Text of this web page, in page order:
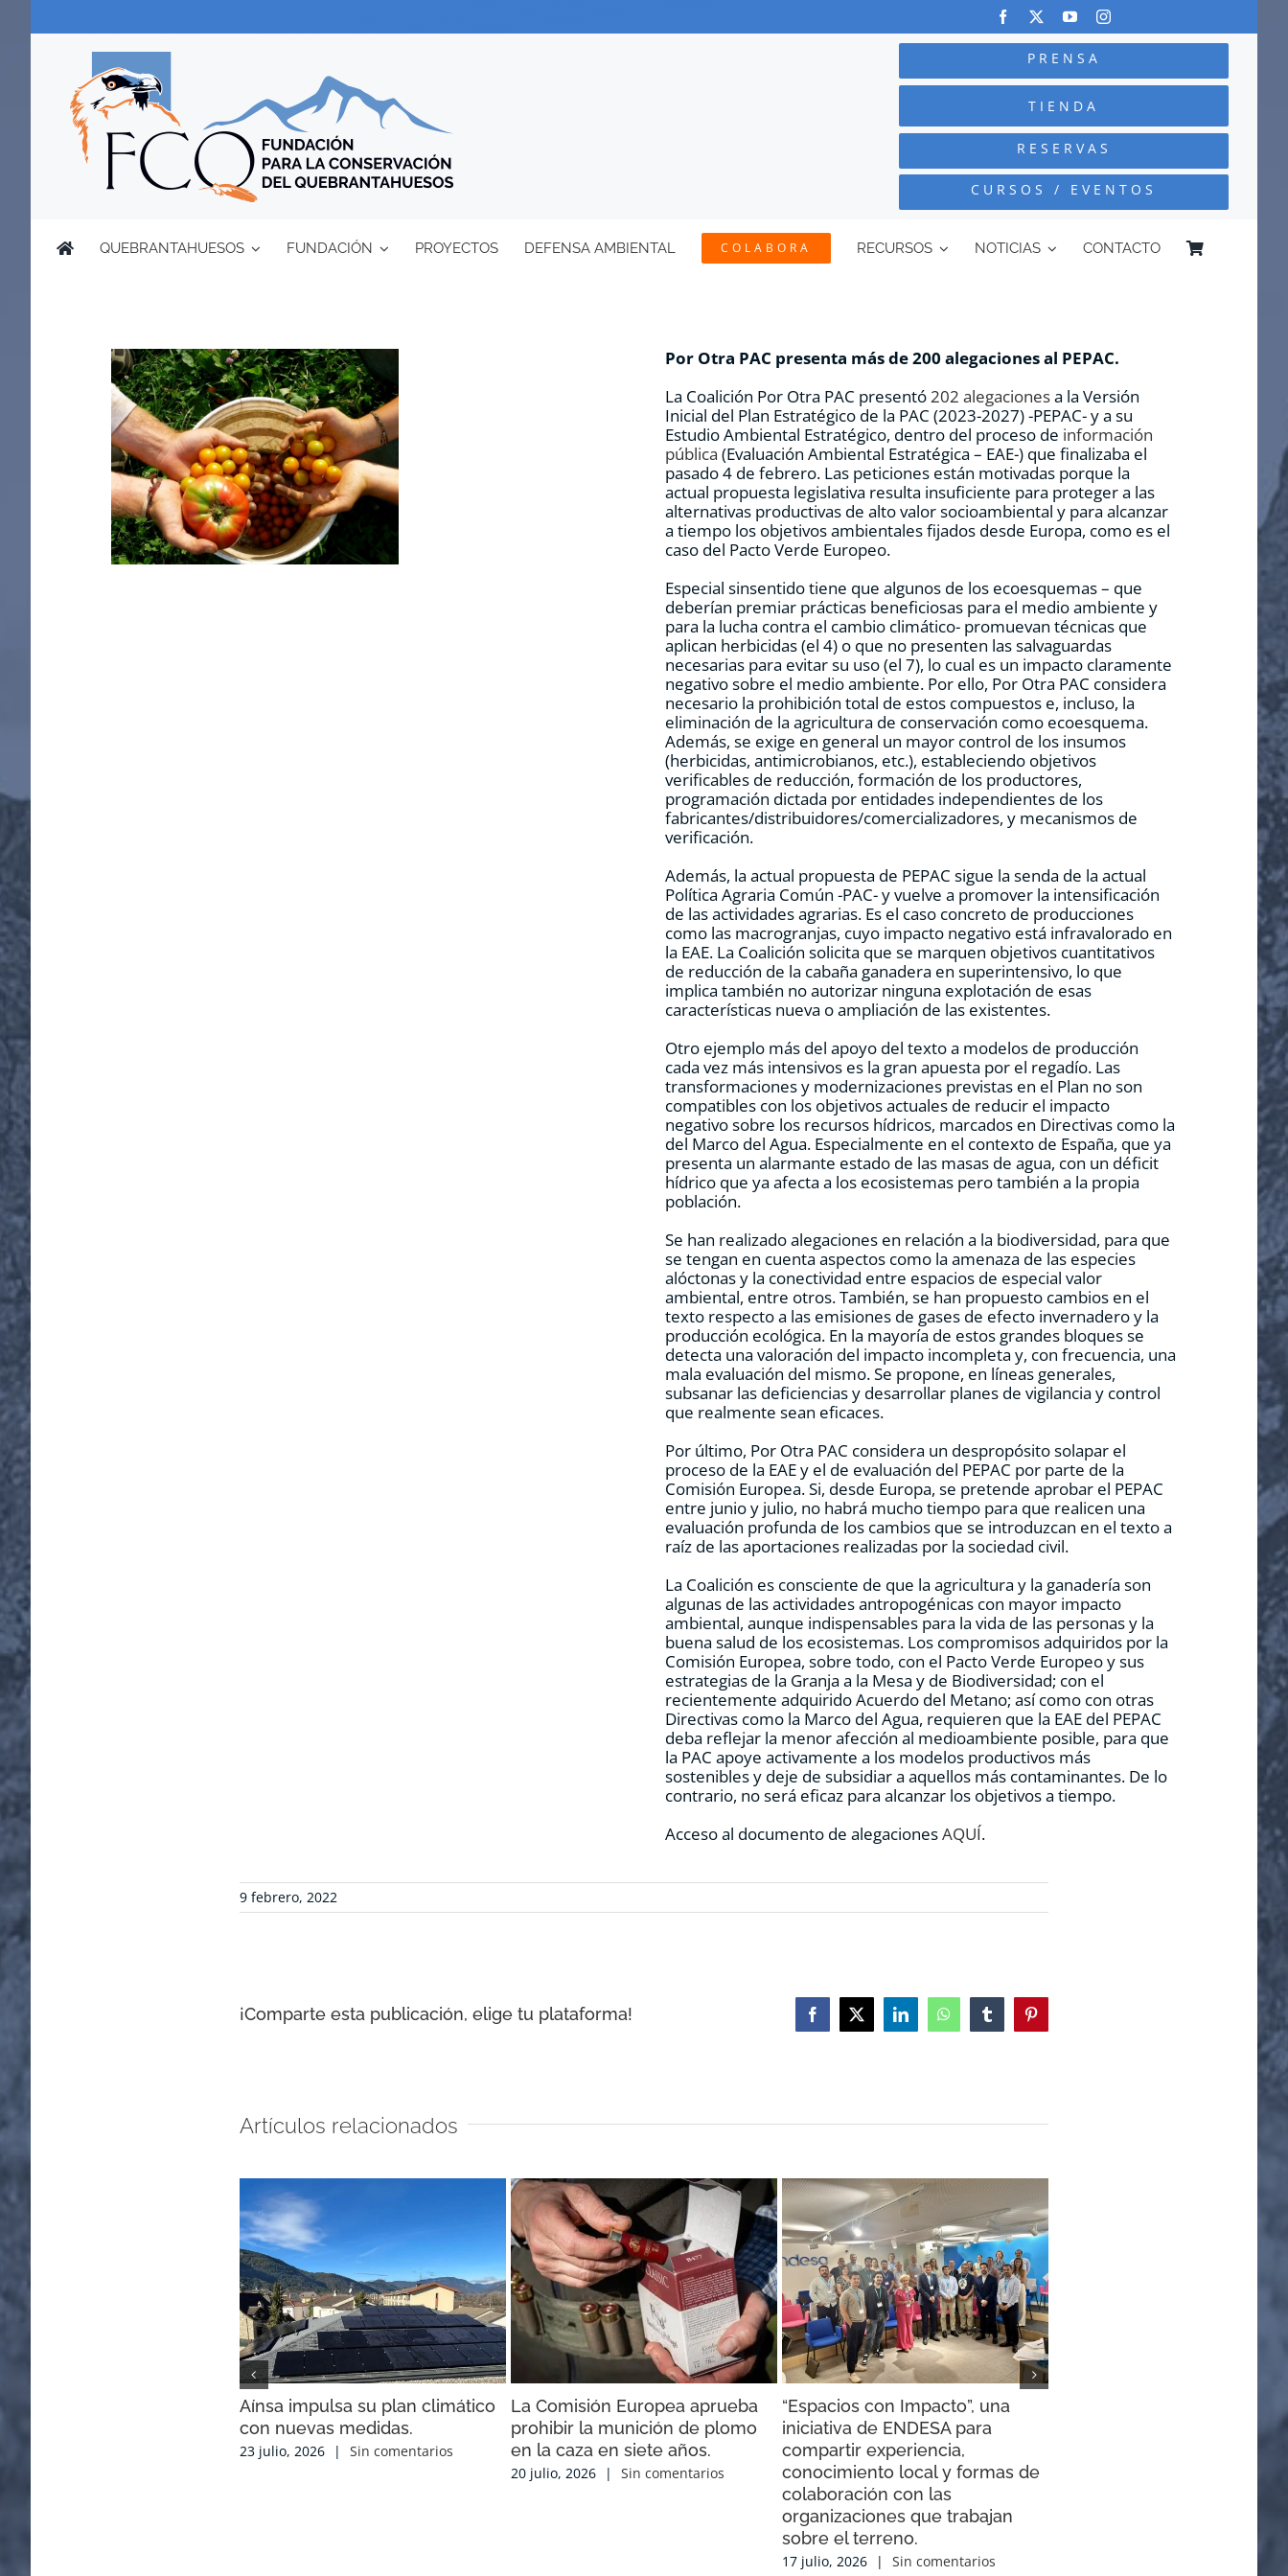
PRENSA
TIENDA
RESERVAS
CURSOS / EVENTOS
QUEBRANTAHUESOS FUNDACIÓN PROYECTOS DEFENSA AMBIENTAL COLABORA RECURSOS NOTICIAS CONTACTO
Por Otra PAC presenta más de 200 alegaciones al PEPAC.
La Coalición Por Otra PAC presentó202 alegacionesa la Versión
Inicial del Plan Estratégico de la PAC (2023-2027) -PEPAC- y a su
Estudio Ambiental Estratégico, dentro del proceso de información
pública (Evaluación Ambiental Estratégica – EAE-) que finalizaba el
pasado 4 de febrero. Las peticiones están motivadas porque la
actual propuesta legislativa resulta insuficiente para proteger a las
alternativas productivas de alto valor socioambiental y para alcanzar
a tiempo los objetivos ambientales fijados desde Europa, como es el
caso del Pacto Verde Europeo.
Especial sinsentido tiene que algunos de los ecoesquemas – que
deberían premiar prácticas beneficiosas para el medio ambiente y
para la lucha contra el cambio climático- promuevan técnicas que
aplican herbicidas (el 4) o que no presenten las salvaguardas
necesarias para evitar su uso (el 7), lo cual es un impacto claramente
negativo sobre el medio ambiente. Por ello, Por Otra PAC considera
necesario la prohibición total de estos compuestos e, incluso, la
eliminación de la agricultura de conservación como ecoesquema.
Además, se exige en general un mayor control de los insumos
(herbicidas, antimicrobianos, etc.), estableciendo objetivos
verificables de reducción, formación de los productores,
programación dictada por entidades independientes de los
fabricantes/distribuidores/comercializadores, y mecanismos de
verificación.
Además, la actual propuesta de PEPAC sigue la senda de la actual
Política Agraria Común -PAC- y vuelve a promover la intensificación
de las actividades agrarias. Es el caso concreto de producciones
como las macrogranjas, cuyo impacto negativo está infravalorado en
la EAE. La Coalición solicita que se marquen objetivos cuantitativos
de reducción de la cabaña ganadera en superintensivo, lo que
implica también no autorizar ninguna explotación de esas
características nueva o ampliación de las existentes.
Otro ejemplo más del apoyo del texto a modelos de producción
cada vez más intensivos es la gran apuesta por el regadío. Las
transformaciones y modernizaciones previstas en el Plan no son
compatibles con los objetivos actuales de reducir el impacto
negativo sobre los recursos hídricos, marcados en Directivas como la
del Marco del Agua. Especialmente en el contexto de España, que ya
presenta un alarmante estado de las masas de agua, con un déficit
hídrico que ya afecta a los ecosistemas pero también a la propia
población.
Se han realizado alegaciones en relación a la biodiversidad, para que
se tengan en cuenta aspectos como la amenaza de las especies
alóctonas y la conectividad entre espacios de especial valor
ambiental, entre otros. También, se han propuesto cambios en el
texto respecto a las emisiones de gases de efecto invernadero y la
producción ecológica. En la mayoría de estos grandes bloques se
detecta una valoración del impacto incompleta y, con frecuencia, una
mala evaluación del mismo. Se propone, en líneas generales,
subsanar las deficiencias y desarrollar planes de vigilancia y control
que realmente sean eficaces.
Por último, Por Otra PAC considera un despropósito solapar el
proceso de la EAE y el de evaluación del PEPAC por parte de la
Comisión Europea. Si, desde Europa, se pretende aprobar el PEPAC
entre junio y julio, no habrá mucho tiempo para que realicen una
evaluación profunda de los cambios que se introduzcan en el texto a
raíz de las aportaciones realizadas por la sociedad civil.
La Coalición es consciente de que la agricultura y la ganadería son
algunas de las actividades antropogénicas con mayor impacto
ambiental, aunque indispensables para la vida de las personas y la
buena salud de los ecosistemas. Los compromisos adquiridos por la
Comisión Europea, sobre todo, con el Pacto Verde Europeo y sus
estrategias de la Granja a la Mesa y de Biodiversidad; con el
recientemente adquirido Acuerdo del Metano; así como con otras
Directivas como la Marco del Agua, requieren que la EAE del PEPAC
deba reflejar la menor afección al medioambiente posible, para que
la PAC apoye activamente a los modelos productivos más
sostenibles y deje de subsidiar a aquellos más contaminantes. De lo
contrario, no será eficaz para alcanzar los objetivos a tiempo.
Acceso al documento de alegacionesAQUÍ.
9 febrero, 2022
¡Comparte esta publicación, elige tu plataforma! Facebook
X LinkedInWhatsAppTumblrPinterest
Artículos relacionados
Aínsa impulsa su plan climático
con nuevas medidas.
23 julio, 2026 | Sin comentarios
La Comisión Europea aprueba
prohibir la munición de plomo
en la caza en siete años.
20 julio, 2026 | Sin comentarios
“Espacios con Impacto”, una
iniciativa de ENDESA para
compartir experiencia,
conocimiento local y formas de
colaboración con las
organizaciones que trabajan
sobre el terreno.
17 julio, 2026 | Sin comentarios